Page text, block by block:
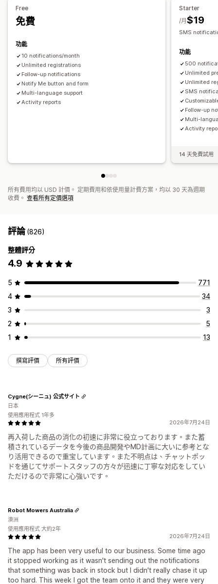
付款選項
部分付款
Free
免費
功能
10 notifications/month
Unlimited registrations
Follow-up notifications
Notify Me button and form
Multi-language support
Activity reports
Starter
$19
/月
SMS
功能
500
Unlimited
Unlimited
SMS
Follow-up
Multi-
Activity
14 天免費試用
所有費用均以 USD 計價。 定期費用和依使用量計費方案，均以 30 天為週期
收費。 查看所有定價選項
評論(826)
整體評分
4.9
5
771
4
34
3
3
2
5
1
13
撰寫評價 所有評價
2026年7月24日
再入荷した商品の消化の初速に非常に役立っております。また蓄
積されているデータを今後の商品開発やMD計画に大いに参考とな
り活用できるので重宝しています。また不明点は、チャットポッ
ドを通じてサポートスタッフの方々が迅速に丁寧な対応をしてい
ただけるので非常に心強いです。
Cygne(シーニュ) 公式サイト
日本
使用應用程式 1年多
2026年7月24日
The app has been very useful to our business. Some time ago
it stopped working as it wasn't sending out the notifications
that something was back in stock but I didn't really chase it up
too hard. This week I got the team onto it and they were very
Robot Mowers Australia
澳洲
使用應用程式 大約2年